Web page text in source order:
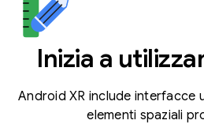
Inizia a
Android XR include interfacce
elementi spaziali